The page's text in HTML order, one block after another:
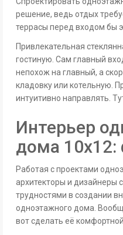
решение, ведь отдых
террасы перед входом бы
Привлекательная
гостиную. Сам главный
непохож на главный, а
кладовку или котельную.
интуитивно направлять.
Интерьер
дома 10х12:
Работая с проектами
архитекторы и дизайнеры
трудностями в создании
одноэтажного дома.
вот сделать её